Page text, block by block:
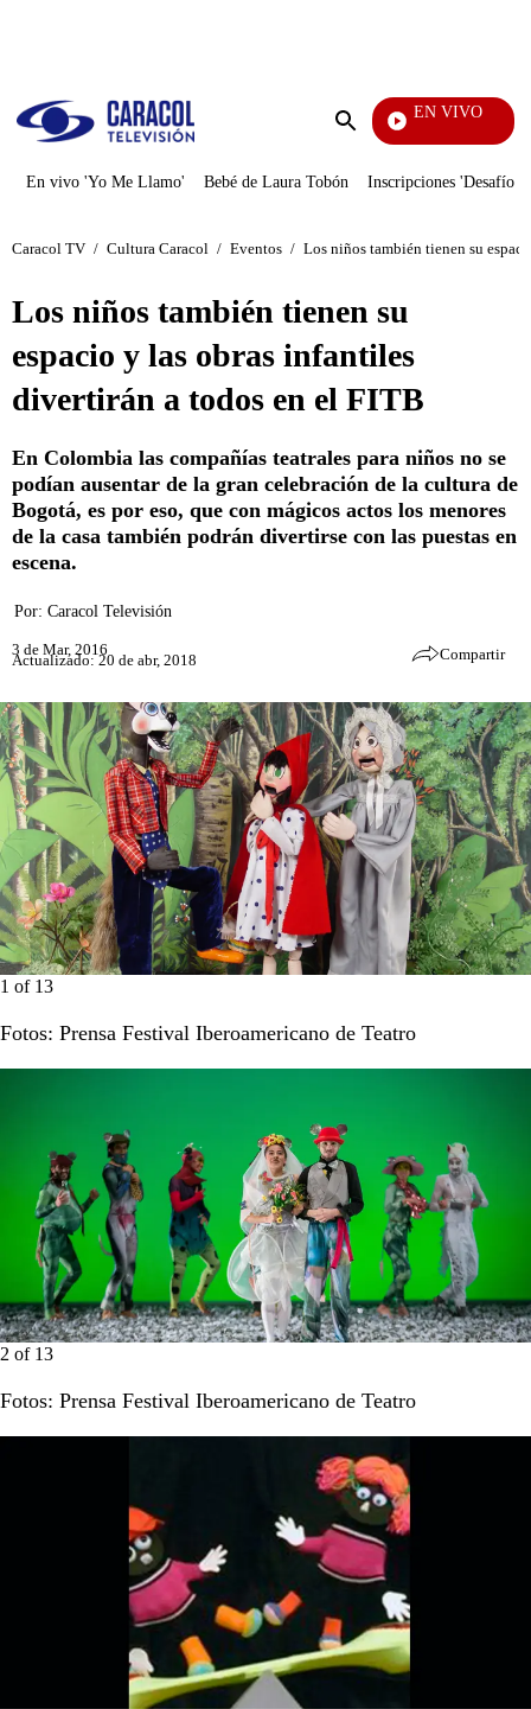
Enviar
EN VIVO
En vivo 'Yo Me Llamo' Bebé de Laura Tobón Inscripciones 'Desafío'
Caracol TV / Cultura Caracol / Eventos / Los niños también tienen su
Los niños también tienen su
espacio y las obras infantiles
divertirán a todos en el FITB
En Colombia las compañías teatrales para niños no se
podían ausentar de la gran celebración de la cultura de
Bogotá, es por eso, que con mágicos actos los menores
de la casa también podrán divertirse con las puestas en
escena.
Por: Caracol Televisión
3 de Mar, 2016
Actualizado: 20 de abr, 2018 Compartir
1 of 13
Fotos: Prensa Festival Iberoamericano de Teatro
2 of 13
Fotos: Prensa Festival Iberoamericano de Teatro